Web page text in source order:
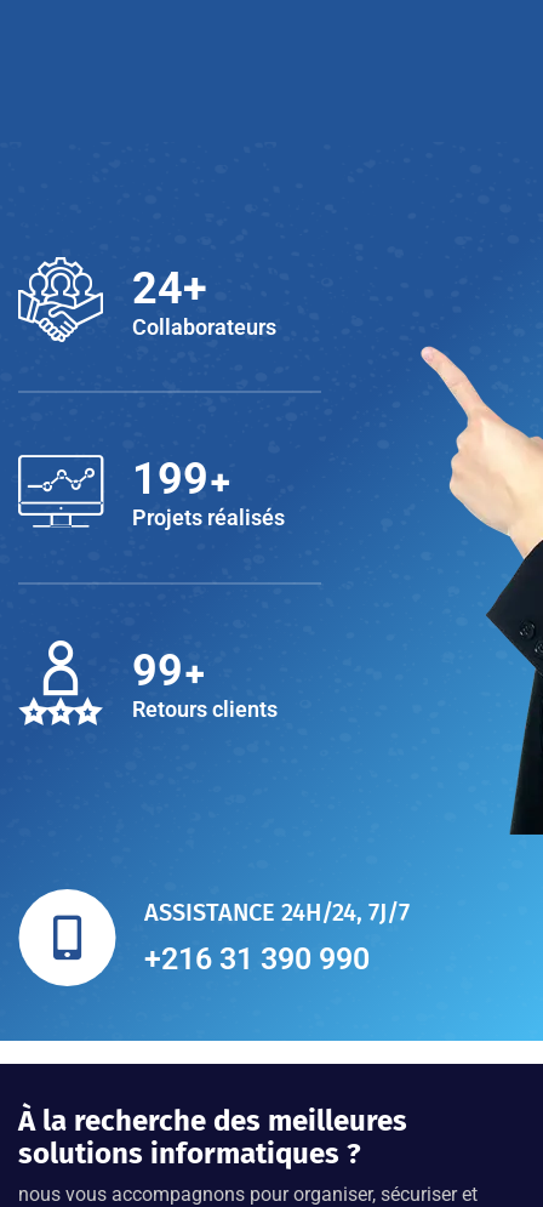
25+
Collaborateurs
200+
Projets réalisés
100
Retours clients
ASSISTANCE 24H/24, 7J/7
+216 31 390 990
À la recherche des meilleures
solutions informatiques ?
nous vous accompagnons pour organiser, sécuriser et